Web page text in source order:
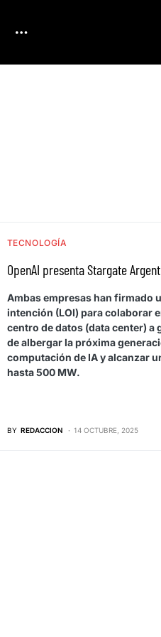
TECNOLOGÍA
OpenAI presenta Stargate
Ambas empresas han firmado
intención (LOI) para colaborar
centro de datos (data center) a
de albergar la próxima
computación de IA y alcanzar
hasta 500 MW.
BY REDACCION 14 OCTUBRE, 2025